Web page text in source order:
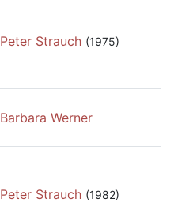
Peter Strauch (1975)
Barbara Werner
Peter Strauch (1982)